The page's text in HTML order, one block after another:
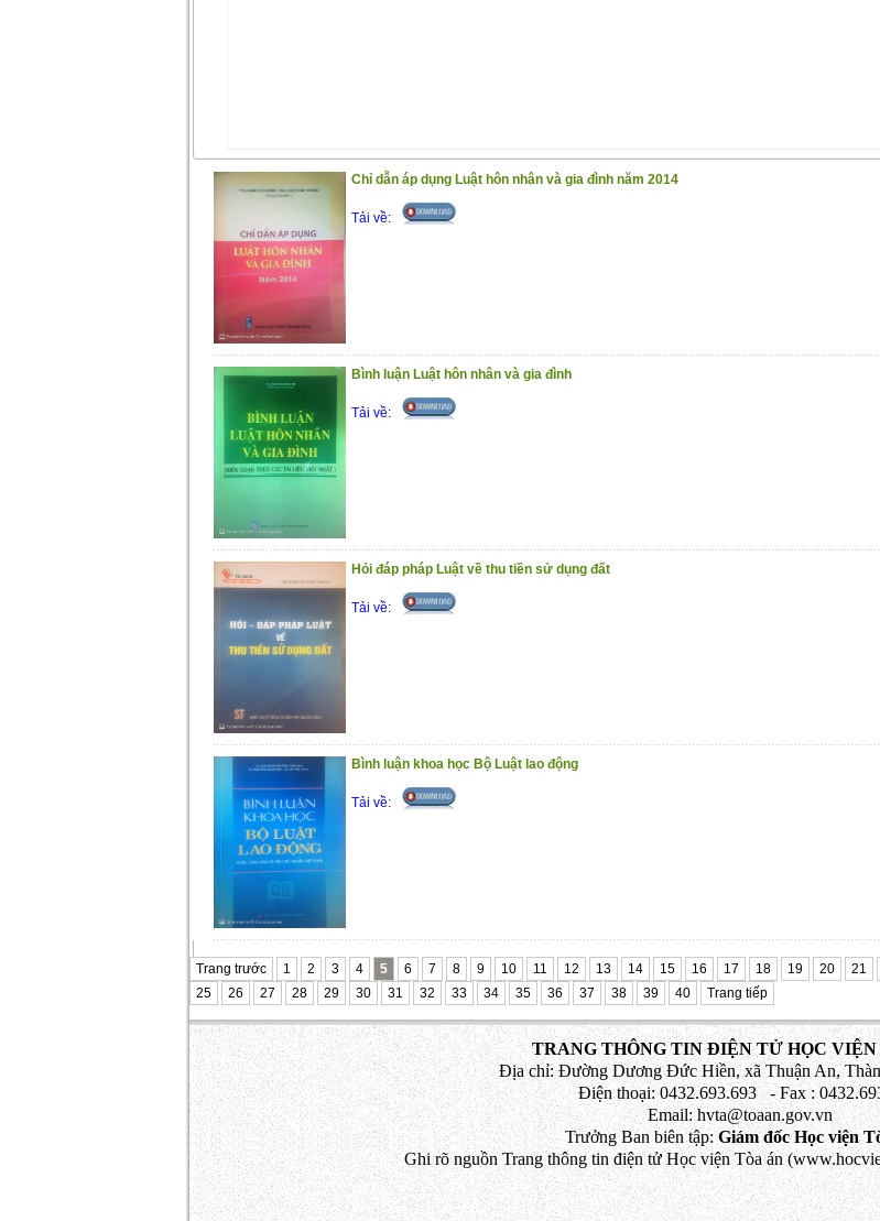
Chỉ dẫn áp dụng Luật hôn nhân và gia đình năm 2014
Tải về:
Bình luận Luật hôn nhân và gia đình
Tải về:
Hỏi đáp pháp Luật về thu tiền sử dụng đất
Tải về:
Bình luận khoa học Bộ Luật lao động
Tải về:
Trang trước 1 2 3 4 5 6 7 8 9 10 11 12 13 14 15 16 17 18 19 20 21
25
26 27 28 29 30 31 32 33 34 35 36 37 38 39 40 Trang tiếp
TRANG THÔNG TIN ĐIỆN TỬ HỌC VIỆN
Địa chỉ: Đường Dương Đức Hiền, xã Thuận An,
Điện thoại: 0432.693.693 - Fax :
Email: hvta@toaan.gov.vn
Trưởng Ban biên tập:Giám đốc Học viện
Ghi rõ nguồn Trang thông tin điện tử Học viện Tòa án